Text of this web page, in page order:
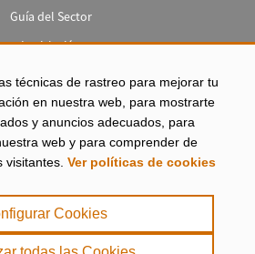
técnicas de rastreo para mejorar tu
en nuestra web, para mostrarte
y anuncios adecuados, para
web y para comprender de
Ver políticas de cookies
Cookies
Guía del Sector
Legislación
Empleo
Aviso legal
|
de Privacidad